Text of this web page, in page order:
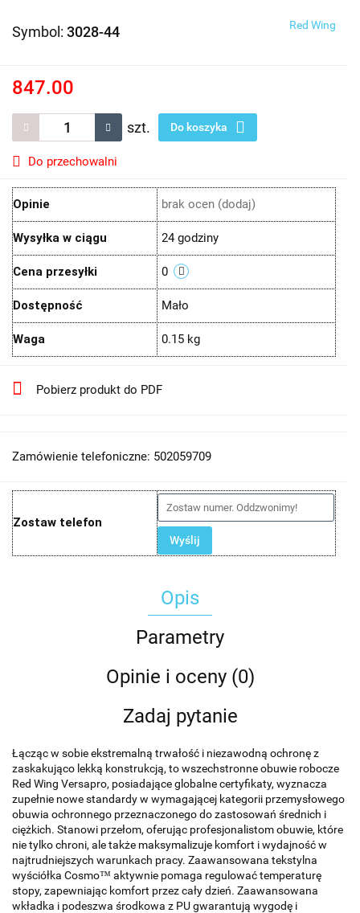
Symbol: 3028-44 Red Wing
847.00
szt. Do koszyka
Do przechowalni
Opinie brak ocen (dodaj)
Wysyłka w ciągu 24 godziny
Cena przesyłki 0
Dostępność Mało
Waga 0.15 kg
Pobierz produkt do PDF
Zamówienie telefoniczne: 502059709
Zostaw telefon
Wyślij
Opis
Parametry
Opinie i oceny (0)
Zadaj pytanie
Łącząc w sobie ekstremalną trwałość i niezawodną ochronę z
zaskakująco lekką konstrukcją, to wszechstronne obuwie robocze
Red Wing Versapro, posiadające globalne certyfikaty, wyznacza
zupełnie nowe standardy w wymagającej kategorii przemysłowego
obuwia ochronnego przeznaczonego do zastosowań średnich i
ciężkich. Stanowi przełom, oferując profesjonalistom obuwie, które
nie tylko chroni, ale także maksymalizuje komfort i wydajność w
najtrudniejszych warunkach pracy. Zaawansowana tekstylna
wyściółka Cosmo™ aktywnie pomaga regulować temperaturę
stopy, zapewniając komfort przez cały dzień. Zaawansowana
wkładka i podeszwa środkowa z PU gwarantują wygodę i